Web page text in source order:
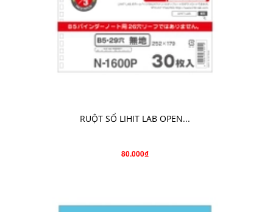
RUỘT SỔ LIHIT LAB OPEN...
80.000₫